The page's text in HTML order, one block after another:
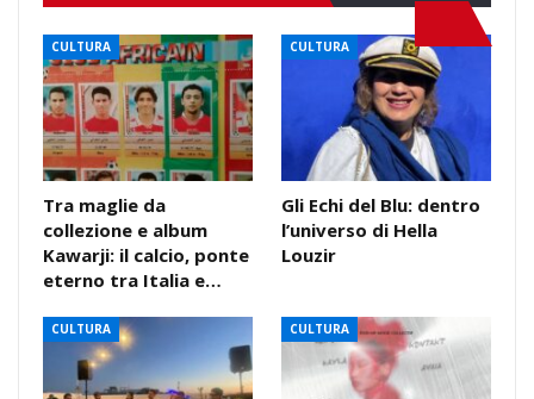
CULTURA
Tra maglie da
collezione e album
Kawarji: il calcio, ponte
eterno tra Italia e…
CULTURA
Gli Echi del Blu: dentro
l’universo di Hella
Louzir
CULTURA CULTURA